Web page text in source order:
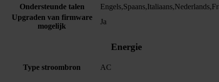
Ondersteunde talen
Upgraden van firmware
mogelijk
Ja
Energie
Type stroombron AC